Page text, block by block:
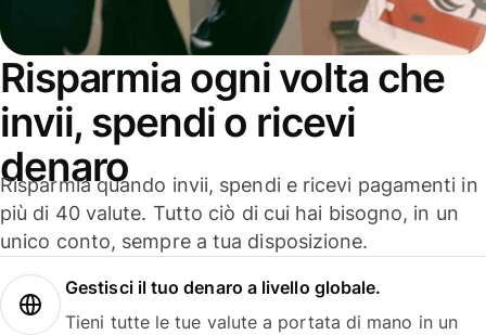
Risparmia ogni volta che
invii, spendi o ricevi
denaro
Risparmia quando invii, spendi e ricevi pagamenti in
più di 40 valute. Tutto ciò di cui hai bisogno, in un
unico conto, sempre a tua disposizione.
Gestisci il tuo denaro a livello globale.
Tieni tutte le tue valute a portata di mano in un